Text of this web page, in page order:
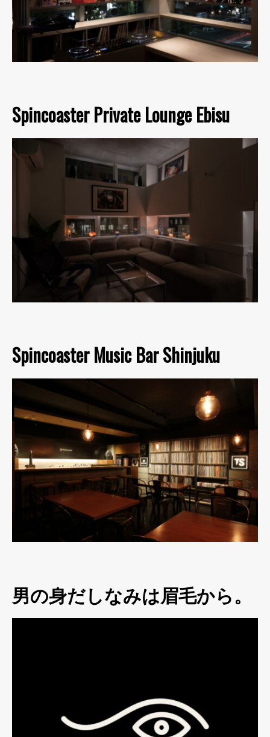
Spincoaster Private Lounge Ebisu
Spincoaster Music Bar Shinjuku
男の身だしなみは眉毛から。